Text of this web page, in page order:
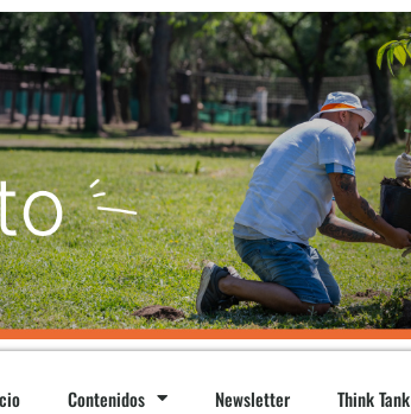
Contenidos Newsletter Think Tank